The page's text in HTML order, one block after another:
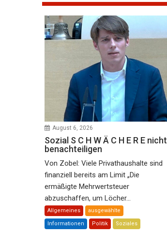
August 6, 2026
Sozial S C H W Ä C H E R E nicht
benachteiligen
Von Zobel: Viele Privathaushalte sind
finanziell bereits am Limit „Die
ermäßigte Mehrwertsteuer
abzuschaffen, um Löcher...
Allgemeines ausgewählte
Informationen Politik Soziales